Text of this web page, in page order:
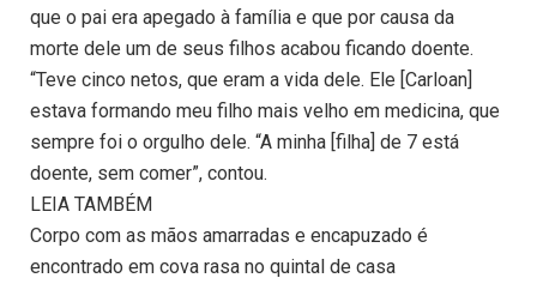
que o pai era apegado à família e que por causa da
morte dele um de seus filhos acabou ficando doente.
“Teve cinco netos, que eram a vida dele. Ele [Carloan]
estava formando meu filho mais velho em medicina, que
sempre foi o orgulho dele. “A minha [filha] de 7 está
doente, sem comer”, contou.
LEIA TAMBÉM
Corpo com as mãos amarradas e encapuzado é
encontrado em cova rasa no quintal de casa